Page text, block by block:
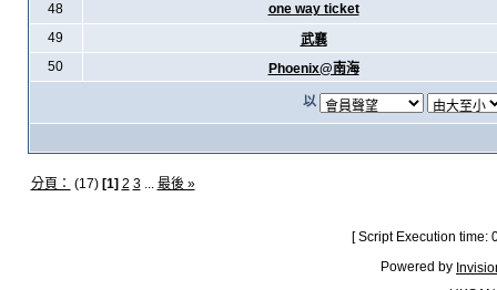
48
one way ticket
49
武襄
50
Phoenix@南海
以
分頁： (17) [1] 2 3... 最後 »
[ Script Execution
Powered by